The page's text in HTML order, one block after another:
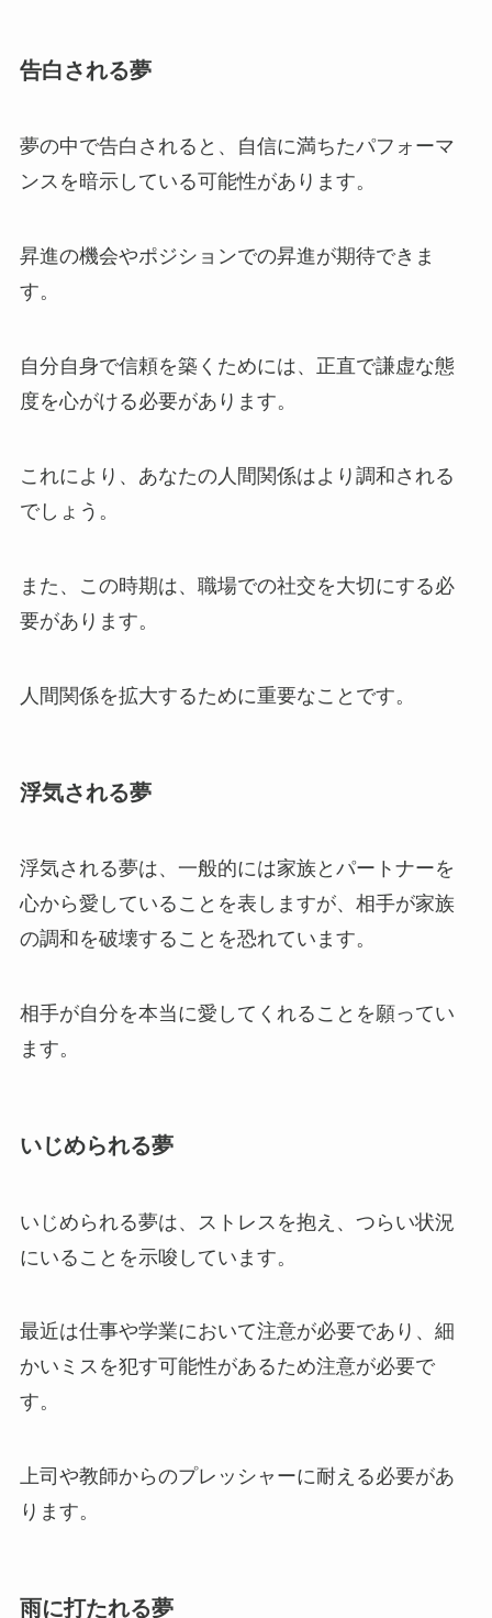
告白される夢
夢の中で告白されると、自信に満ちたパフォーマ
ンスを暗示している可能性があります。
昇進の機会やポジションでの昇進が期待できま
す。
自分自身で信頼を築くためには、正直で謙虚な態
度を心がける必要があります。
これにより、あなたの人間関係はより調和される
でしょう。
また、この時期は、職場での社交を大切にする必
要があります。
人間関係を拡大するために重要なことです。
浮気される夢
浮気される夢は、一般的には家族とパートナーを
心から愛していることを表しますが、相手が家族
の調和を破壊することを恐れています。
相手が自分を本当に愛してくれることを願ってい
ます。
いじめられる夢
いじめられる夢は、ストレスを抱え、つらい状況
にいることを示唆しています。
最近は仕事や学業において注意が必要であり、細
かいミスを犯す可能性があるため注意が必要で
す。
上司や教師からのプレッシャーに耐える必要があ
ります。
雨に打たれる夢